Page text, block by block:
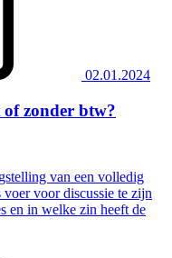
02.01.2024
zonder btw?
van een volledig
voor discussie te zijn
en in welke zin heeft de